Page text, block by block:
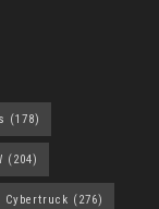
(178)
(204)
Cybertruck (276)